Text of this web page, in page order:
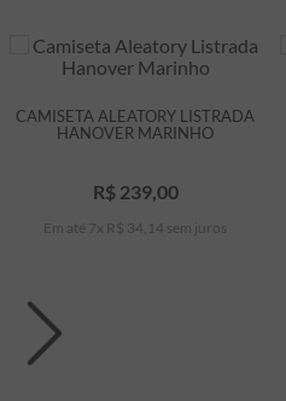
CAMISETA ALEATORY LISTRADA
HANOVER MARINHO
R$ 239,00
Em até 7 x R$ 34 14 sem juros